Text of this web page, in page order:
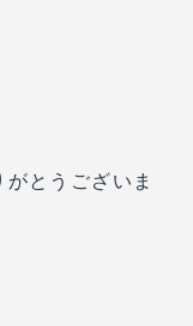
とうございま